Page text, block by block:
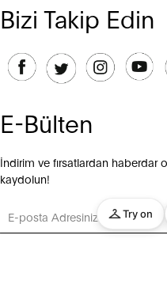
Bizi Takip Edin
E-Bülten
İndirim ve fırsatlardan haberdar
kaydolun!